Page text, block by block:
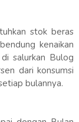
stok beras
kenaikan
salurkan Bulog
dari konsumsi
bulannya.